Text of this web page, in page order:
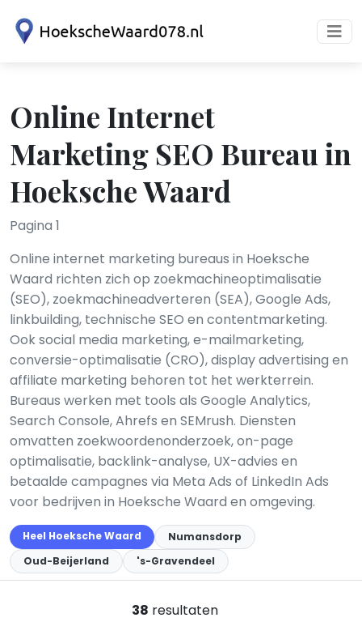
Online Internet
Marketing SEO Bureau in
Hoeksche Waard
Pagina 1
Online internet marketing bureaus in Hoeksche
Waard richten zich op zoekmachineoptimalisatie
(SEO), zoekmachineadverteren (SEA), Google Ads,
linkbuilding, technische SEO en contentmarketing.
Ook social media marketing, e-mailmarketing,
conversie-optimalisatie (CRO), display advertising en
affiliate marketing behoren tot het werkterrein.
Bureaus werken met tools als Google Analytics,
Search Console, Ahrefs en SEMrush. Diensten
omvatten zoekwoordenonderzoek, on-page
optimalisatie, backlink-analyse, UX-advies en
betaalde campagnes via Meta Ads of LinkedIn Ads
voor bedrijven in Hoeksche Waard en omgeving.
Heel Hoeksche Waard
Numansdorp
Oud-Beijerland
's-Gravendeel
38 resultaten